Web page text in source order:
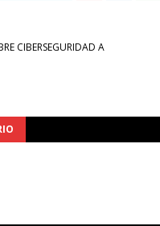
CIBERSEGURIDAD A